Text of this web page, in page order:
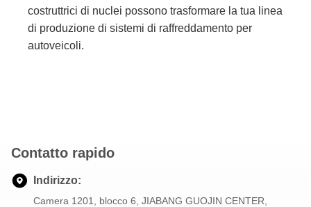
costruttrici di nuclei possono trasformare la tua linea
di produzione di sistemi di raffreddamento per
autoveicoli.
Contatto rapido
Indirizzo:
Camera 1201, blocco 6, JIABANG GUOJIN CENTER,